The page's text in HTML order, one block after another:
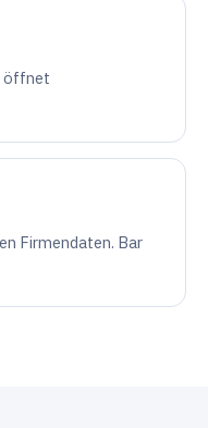
öffnet
Firmendaten. Bar